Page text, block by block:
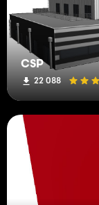
CSP
22 088